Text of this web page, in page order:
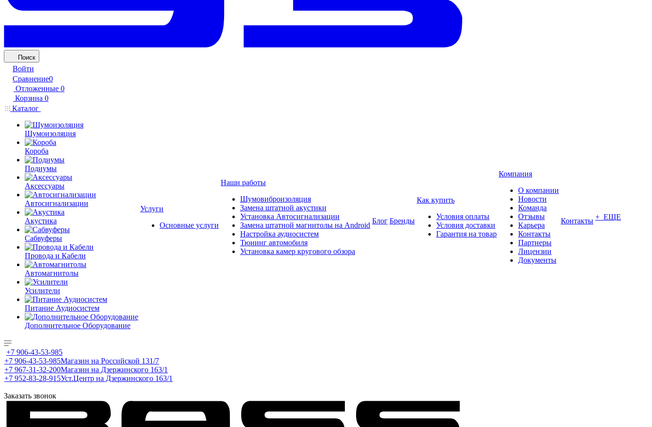
Поиск
Войти
Сравнение0
Отложенные 0
Корзина 0
Каталог
Шумоизоляция
Короба
Подиумы
Аксессуары
Автосигнализации
Акустика
Сабвуферы
Провода и Кабели
Автомагнитолы
Усилители
Питание Аудиосистем
Дополнительное Оборудование
Услуги
Основные услуги
Наши работы
Шумовиброизоляция
Замена штатной акустики
Установка Автосигнализации
Замена штатной магнитолы на Android
Настройка аудиосистем
Тюнинг автомобиля
Установка камер кругового обзора
Блог Бренды
Как купить
Условия оплаты
Условия доставки
Гарантия на товар
Компания
О компании
Новости
Команда
Отзывы
Карьера
Контакты
Партнеры
Лицензии
Документы
Контакты + ЕЩЕ
+7 906-43-53-985
+7 906-43-53-985Магазин на Российской 131/7
+7 967-31-32-200Магазин на Дзержинского 163/1
+7 952-83-28-915Уст.Центр на Дзержинского 163/1
Заказать звонок